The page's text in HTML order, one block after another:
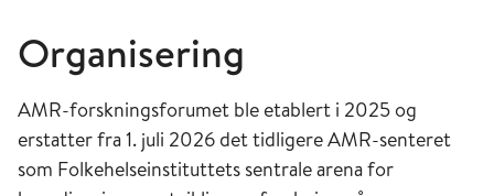
Organisering
AMR-forskningsforumet ble etablert i 2025 og
erstatter fra 1. juli 2026 det tidligere AMR-senteret
som Folkehelseinstituttets sentrale arena for